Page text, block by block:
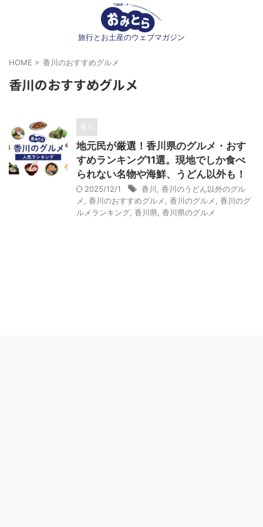
旅行とお土産のウェブマガジン
HOME > 香川のおすすめグルメ
香川のおすすめグルメ
香川
地元民が厳選！香川県のグルメ・おす
すめランキング11選。現地でしか食べ
られない名物や海鮮、うどん以外も！
2025/12/1 香川
香川のうどん以外のグル
メ
香川のおすすめグルメ 香川のグルメ
香川のグ
ルメランキング 香川県 香川県のグルメ